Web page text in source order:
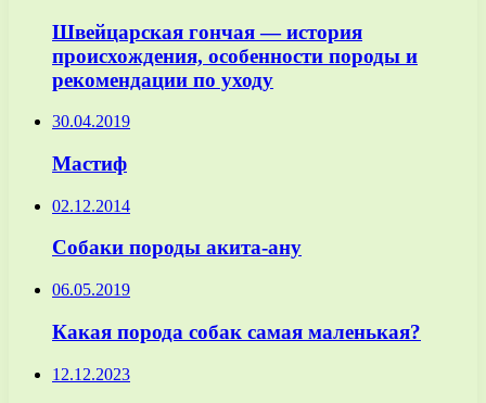
Швейцарская гончая — история
происхождения, особенности породы и
рекомендации по уходу
30.04.2019
Мастиф
02.12.2014
Собаки породы акита-ану
06.05.2019
Какая порода собак самая маленькая?
12.12.2023